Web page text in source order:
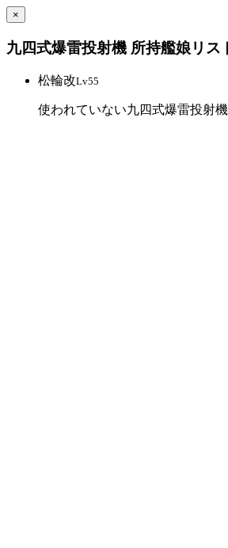
×
九四式爆雷投射機 所持艦娘リス
松輪改Lv55
使われていない九四式爆雷投射